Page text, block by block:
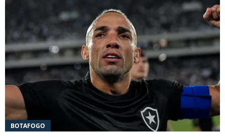
BOTAFOGO